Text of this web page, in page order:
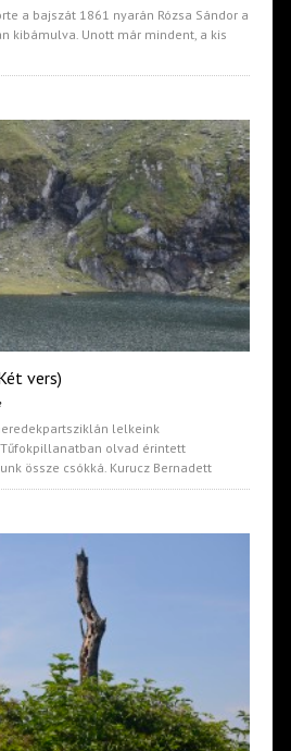
a bajszát 1861 nyarán Rózsa Sándor a
kibámulva. Unott már mindent, a kis
vers)
lelkeink
olvad érintett
össze csókká. Kurucz Bernadett